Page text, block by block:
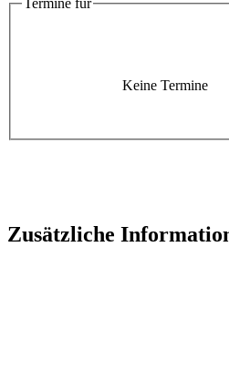
Keine Termine
Zusätzliche